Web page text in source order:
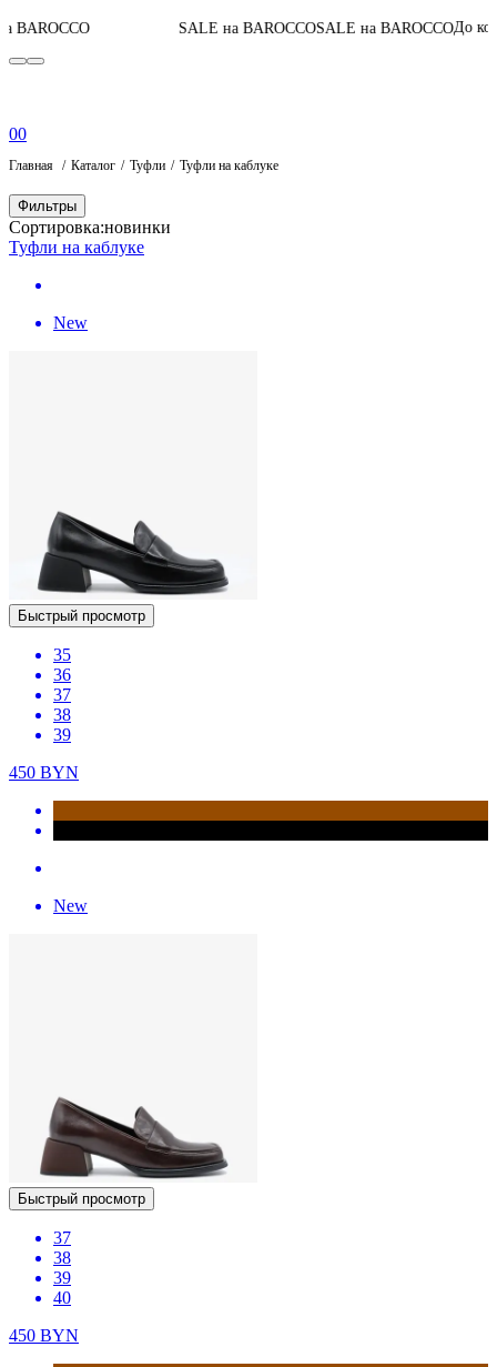
SALE на BAROCCOSALE на BAROCCOДо конца акции
00
Главная Каталог Туфли Туфли на каблуке
Фильтры
Сортировка:новинки
Туфли на каблуке
New
Быстрый просмотр
35
36
37
38
39
450 BYN
New
Быстрый просмотр
37
38
39
40
450 BYN